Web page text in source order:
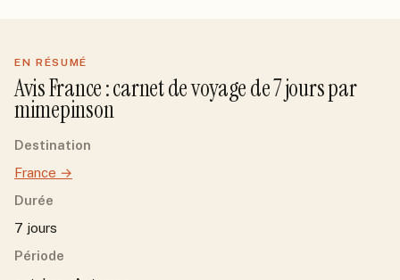
EN RÉSUMÉ
AvisFrance: carnet de voyage de7jourspar
mimepinson
Destination
France →
Durée
7 jours
Période